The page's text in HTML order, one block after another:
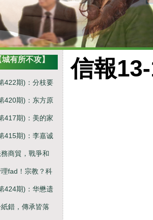
有所不攻】
422期)：分枝要
420期)：东方原
417期)：美的家
415期)：李嘉诚
商貿，戰爭和
fad！宗教？科
424期)：华懋遗
錯，傳承皆落
信報